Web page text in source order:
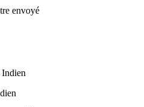
envoyé